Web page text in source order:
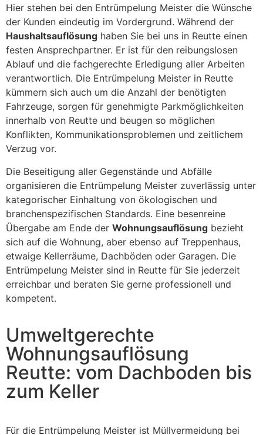
Hier stehen bei den Entrümpelung Meister die Wünsche
der Kunden eindeutig im Vordergrund. Während der
Haushaltsauflösung haben Sie bei uns in Reutte einen
festen Ansprechpartner. Er ist für den reibungslosen
Ablauf und die fachgerechte Erledigung aller Arbeiten
verantwortlich. Die Entrümpelung Meister in Reutte
kümmern sich auch um die Anzahl der benötigten
Fahrzeuge, sorgen für genehmigte Parkmöglichkeiten
innerhalb von Reutte und beugen so möglichen
Konflikten, Kommunikationsproblemen und zeitlichem
Verzug vor.
Die Beseitigung aller Gegenstände und Abfälle
organisieren die Entrümpelung Meister zuverlässig unter
kategorischer Einhaltung von ökologischen und
branchenspezifischen Standards. Eine besenreine
Übergabe am Ende der Wohnungsauflösung bezieht
sich auf die Wohnung, aber ebenso auf Treppenhaus,
etwaige Kellerräume, Dachböden oder Garagen. Die
Entrümpelung Meister sind in Reutte für Sie jederzeit
erreichbar und beraten Sie gerne professionell und
kompetent.
Umweltgerechte
Wohnungsauflösung
Reutte: vom Dachboden bis
zum Keller
Für die Entrümpelung Meister ist Müllvermeidung bei